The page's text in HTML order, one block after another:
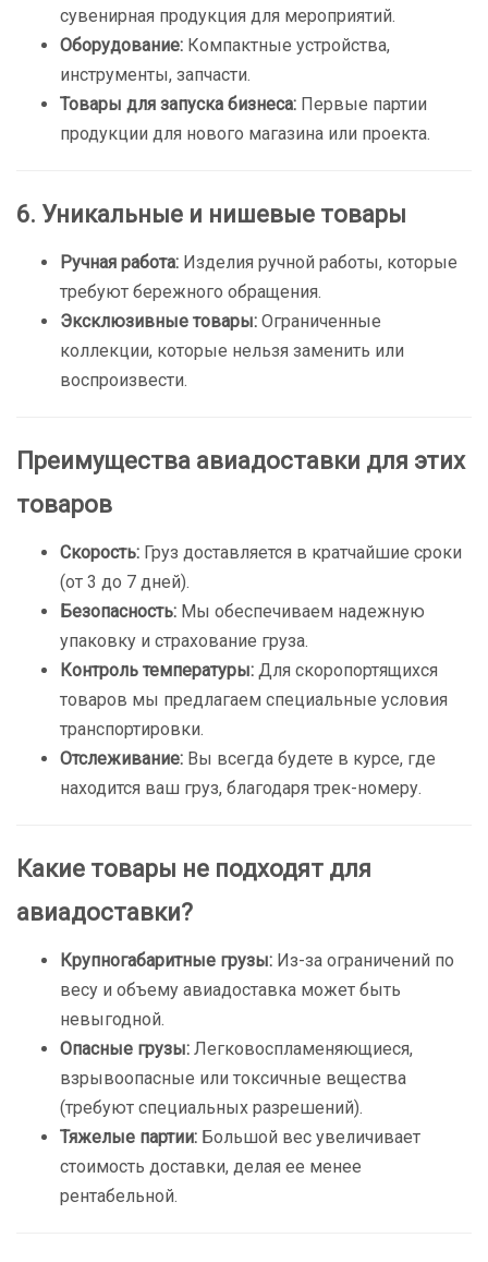
сувенирная продукция для мероприятий.
Оборудование: Компактные устройства,
инструменты, запчасти.
Товары для запуска бизнеса: Первые партии
продукции для нового магазина или проекта.
6. Уникальные и нишевые товары
Ручная работа: Изделия ручной работы, которые
требуют бережного обращения.
Эксклюзивные товары: Ограниченные
коллекции, которые нельзя заменить или
воспроизвести.
Преимущества авиадоставки для этих
товаров
Скорость: Груз доставляется в кратчайшие сроки
(от 3 до 7 дней).
Безопасность: Мы обеспечиваем надежную
упаковку и страхование груза.
Контроль температуры: Для скоропортящихся
товаров мы предлагаем специальные условия
транспортировки.
Отслеживание: Вы всегда будете в курсе, где
находится ваш груз, благодаря трек-номеру.
Какие товары не подходят для
авиадоставки?
Крупногабаритные грузы: Из-за ограничений по
весу и объему авиадоставка может быть
невыгодной.
Опасные грузы: Легковоспламеняющиеся,
взрывоопасные или токсичные вещества
(требуют специальных разрешений).
Тяжелые партии: Большой вес увеличивает
стоимость доставки, делая ее менее
рентабельной.